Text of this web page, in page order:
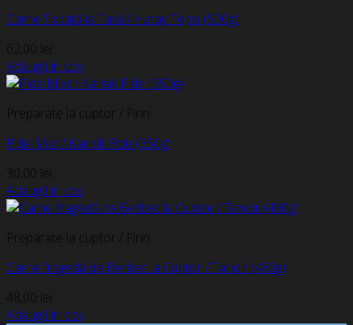
Carne Tocată la Tavă / Hatay Tepsi (500g)
62,00 lei
Adaugă în coș
Preparate la cuptor / Firin
Pide Mixt / Karisik Pide (350g)
30,00 lei
Adaugă în coș
Preparate la cuptor / Firin
Carne fragedă de Berbec la Cuptor / Tandir (480g)
48,00 lei
Adaugă în coș